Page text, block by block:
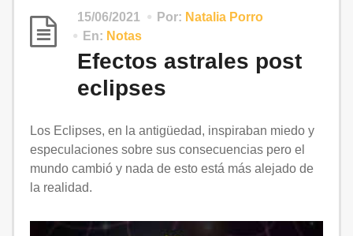
15/06/2021 Por: Natalia Porro
En: Notas
Efectos astrales post
eclipses
Los Eclipses, en la antigüedad, inspiraban miedo y
especulaciones sobre sus consecuencias pero el
mundo cambió y nada de esto está más alejado de
la realidad.